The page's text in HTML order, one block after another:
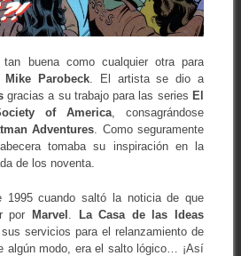
buena como cualquier otra para
Mike Parobeck. El artista se dio a
gracias a su trabajo para las series El
of America, consagrándose
Adventures. Como seguramente
tomaba su inspiración en la
de los noventa.
1995 cuando saltó la noticia de que
por Marvel La Casa de las Ideas
servicios para el relanzamiento de
algún modo, era el salto lógico… ¡Así